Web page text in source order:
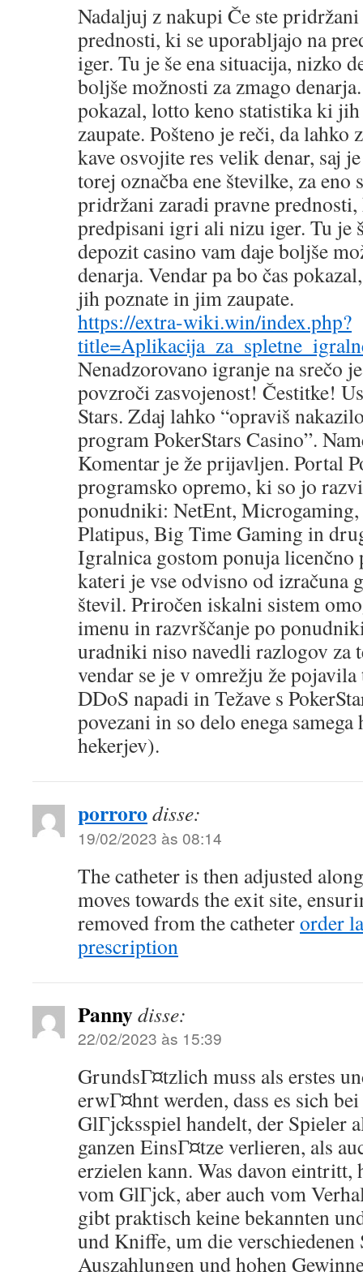
Nadaljuj z nakupi Če ste
prednosti, ki se uporabljajo na
iger. Tu je še ena situacija, nizko
boljše možnosti za zmago
pokazal, lotto keno statistika ki
zaupate. Pošteno je reči, da lahko
kave osvojite res velik denar, saj
torej označba ene številke, za eno
pridržani zaradi pravne
predpisani igri ali nizu iger. Tu je
depozit casino vam daje boljše
denarja. Vendar pa bo čas
jih poznate in jim zaupate.
https://extra-wiki.win/index.php?
Nenadzorovano igranje na srečo
povzroči zasvojenost! Čestitke!
Stars. Zdaj lahko “opraviš
program PokerStars Casino”.
Komentar je že prijavljen. Portal
programsko opremo, ki so jo
ponudniki: NetEnt,
Platipus, Big Time Gaming in
Igralnica gostom ponuja licenčno
kateri je vse odvisno od izračuna
števil. Priročen iskalni sistem
imenu in razvrščanje po
uradniki niso navedli razlogov za
vendar se je v omrežju že
DDoS napadi in Težave s
povezani in so delo enega
hekerjev).
porroro disse:
19/02/2023 às 08:14
The catheter is then adjusted
moves towards the exit site,
removed from the catheterorder
prescription
Pannydisse:
22/02/2023 às 15:39
GrundsГ¤tzlich muss als erstes
erwГ¤hnt werden, dass es sich
GlГјcksspiel handelt, der Spieler
ganzen EinsГ¤tze verlieren, als
erzielen kann. Was davon
vom GlГјck, aber auch vom
gibt praktisch keine bekannten
und Kniffe, um die
Auszahlungen und hohen